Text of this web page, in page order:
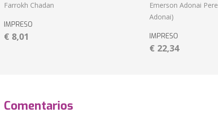
Farrokh Chadan
IMPRESO
€ 8,01
Emerson Adonai
Adonai)
IMPRESO
€ 22,34
Comentarios